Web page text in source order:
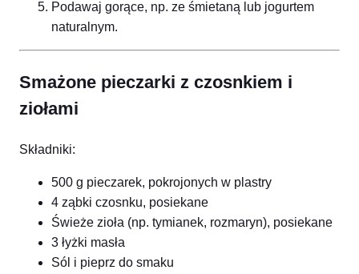
Podawaj gorące, np. ze śmietaną lub jogurtem
naturalnym.
Smażone pieczarki z czosnkiem i
ziołami
Składniki:
500 g pieczarek, pokrojonych w plastry
4 ząbki czosnku, posiekane
Świeże zioła (np. tymianek, rozmaryn), posiekane
3 łyżki masła
Sól i pieprz do smaku